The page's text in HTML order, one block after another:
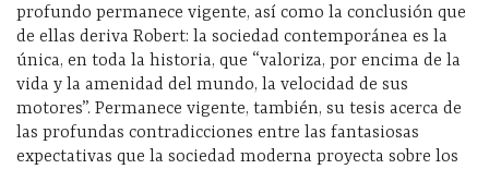
profundo permanece vigente, así como la conclusión que
de ellas deriva Robert: la sociedad contemporánea es la
única, en toda la historia, que “valoriza, por encima de la
vida y la amenidad del mundo, la velocidad de sus
motores”. Permanece vigente, también, su tesis acerca de
las profundas contradicciones entre las fantasiosas
expectativas que la sociedad moderna proyecta sobre los